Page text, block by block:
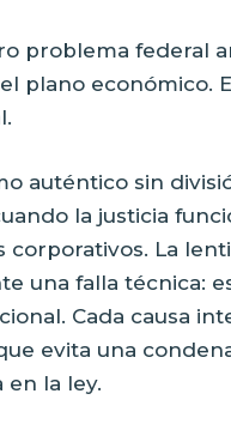
problema federal
plano económico.
auténtico sin
la justicia
corporativos. La
una falla técnica:
Cada causa
evita una
en la ley.